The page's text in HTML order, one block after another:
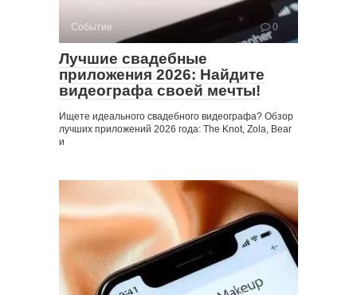
Событие 0
Лучшие свадебные
приложения 2026: Найдите
видеографа своей мечты!
Ищете идеального свадебного видеографа? Обзор
лучших приложений 2026 года: The Knot, Zola, Bear
и